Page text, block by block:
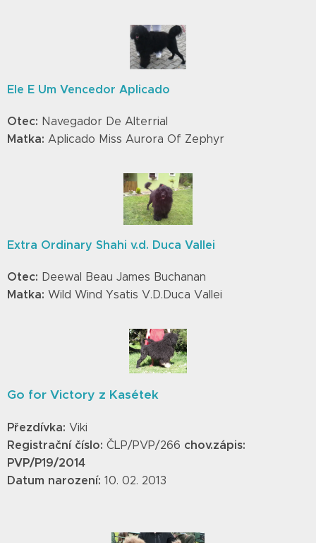
Ele E Um Vencedor Aplicado
Otec: Navegador De Alterrial
Matka: Aplicado Miss Aurora Of Zephyr
Extra Ordinary Shahi v.d. Duca Vallei
Otec: Deewal Beau James Buchanan
Matka: Wild Wind Ysatis V.D.Duca Vallei
Go for Victory z Kasétek
Přezdívka: Viki
Registrační číslo: ČLP/PVP/266 chov.zápis:
PVP/P19/2014
Datum narození: 10. 02. 2013